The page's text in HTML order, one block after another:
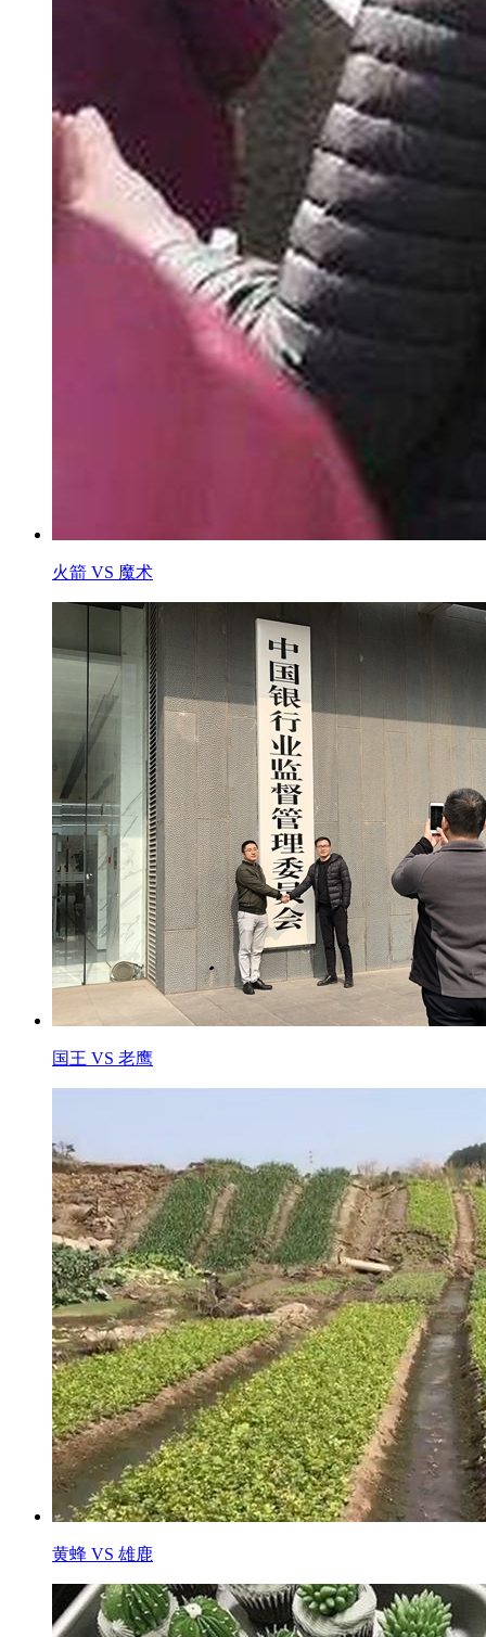
火箭 VS 魔术
国王 VS 老鹰
黄蜂 VS 雄鹿